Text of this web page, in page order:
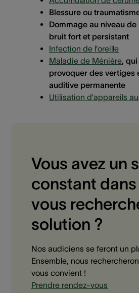
Blessure ou
Dommage au niveau de
bruit fort et persistant
Infection de l’oreille
Maladie de Ménière,
provoquer des vertiges
auditive permanente
Utilisation d’appareils
Vous avez un
constant dans
vous
solution ?
Nos audiciens se feront un
Ensemble, nous
vous convient !
Prendre rendez-vous